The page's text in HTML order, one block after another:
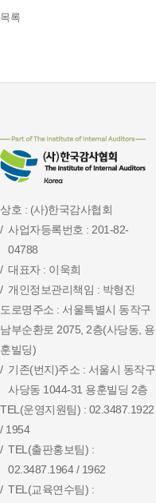
목록
상호 : (사)한국감사협회
사업자등록번호 : 201-82-
04788
대표자 : 이욱희
개인정보관리책임 : 박형진
도로명주소 : 서울특별시 동작구
남부순환로 2075, 2층(사당동, 용
훈빌딩)
기존(번지)주소 : 서울시 동작구
사당동 1044-31 용훈빌딩 2층
TEL(운영지원팀) : 02.3487.1922
/ 1954
TEL(출판홍보팀) :
02.3487.1964 / 1962
TEL(교육연수팀) :